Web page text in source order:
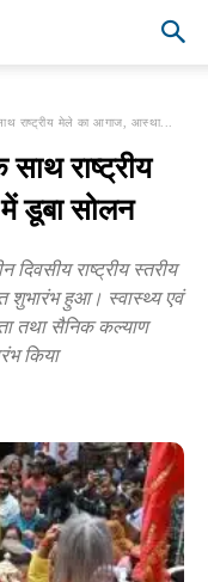
राष्ट्रीय मेले का आगाज, आस्था...
साथ राष्ट्रीय
डूबा सोलन
दिवसीय राष्ट्रीय स्तरीय
शुभारंभ हुआ। स्वास्थ्य एवं
तथा सैनिक कल्याण
किया